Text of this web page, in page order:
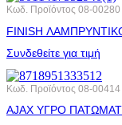
Κωδ. Προϊόντος 08-00280
FINISH
Συνδεθείτε για τιμή
Κωδ. Προϊόντος 08-00414
AJAX ΥΓΡΟ